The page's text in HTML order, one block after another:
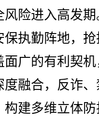
风险进入高发
执勤阵地，
广的有利契
融合，反诈
建多维立体